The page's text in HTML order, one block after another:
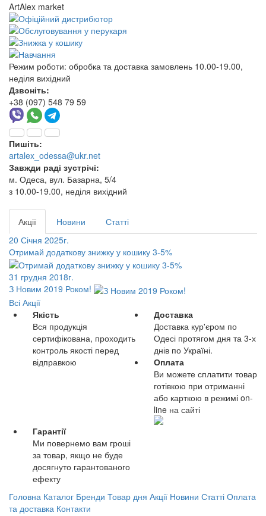
ArtAlex market
Режим роботи: обробка та доставка замовлень 10.00-19.00,
неділя вихідний
Дзвоніть:
+38 (097) 548 79 59
Пишіть:
artalex_odessa@ukr.net
Завжди раді зустрічі:
м. Одеса, вул. Базарна, 5/4
з 10.00-19.00, неділя вихідний
Акції Новини
Статті
20 Січня 2025г.
Отримай додаткову знижку у кошику 3-5%
31 грудня 2018г.
З Новим 2019 Роком!
Всі Акції
Якість
Вся продукція
сертифікована, проходить
контроль якості перед
відправкою
Доставка
Доставка кур'єром по
Одесі протягом дня та 3-х
днів по Україні.
Оплата
Ви можете сплатити товар
готівкою при отриманні
або карткою в режимі on-
line на сайті
Гарантії
Ми повернемо вам гроші
за товар, якщо не буде
досягнуто гарантованого
ефекту
Головна Каталог Бренди Товар дня Акції Новини Статті Оплата
та доставка Контакти